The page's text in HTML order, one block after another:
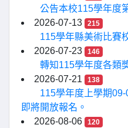
公告本校115學年度
2026-07-13
215
115學年縣美術比賽
2026-07-23
146
轉知115學年度各類
2026-07-21
138
115學年度上學期
即將開放報名。
2026-08-06
120